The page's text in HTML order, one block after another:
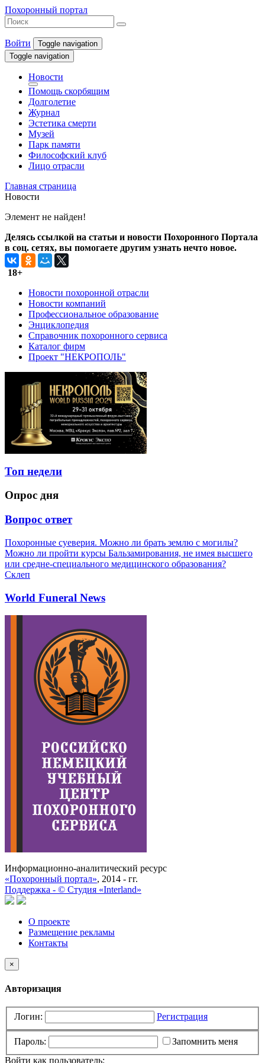
Похоронный портал
Войти
Toggle navigation
Toggle navigation
Новости
Помощь скорбящим
Долголетие
Журнал
Эстетика смерти
Музей
Парк памяти
Философский клуб
Лицо отрасли
Главная страница
Новости
Элемент не найден!
Делясь ссылкой на статьи и новости Похоронного Портала
в соц. сетях, вы помогаете другим узнать нечто новое.
18+
Новости похоронной отрасли
Новости компаний
Профессиональное образование
Энциклопедия
Справочник похоронного сервиса
Каталог фирм
Проект "НЕКРОПОЛЬ"
Топ недели
Опрос дня
Вопрос ответ
Похоронные суеверия. Можно ли брать землю с могилы?
Можно ли пройти курсы Бальзамирования, не имея высшего
или средне-специального медицинского образования?
Склеп
World Funeral News
Информационно-аналитический ресурс
«Похоронный портал», 2014 - гг.
Поддержка - © Cтудия «Interland»
О проекте
Размещение рекламы
Контакты
×
Авторизация
Логин: Регистрация
Пароль:
Запомнить меня
Войти как пользователь: